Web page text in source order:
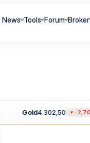
News Tools Forum Broker
Gold4.302,50 −2,70